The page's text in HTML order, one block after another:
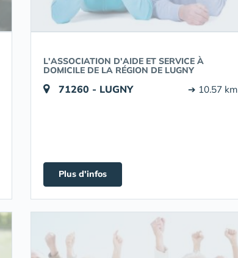
L'ASSOCIATION D'AIDE ET SERVICE À
DOMICILE DE LA RÉGION DE LUGNY
71260 - LUGNY ➔ 10.57 km
Plus d'infos